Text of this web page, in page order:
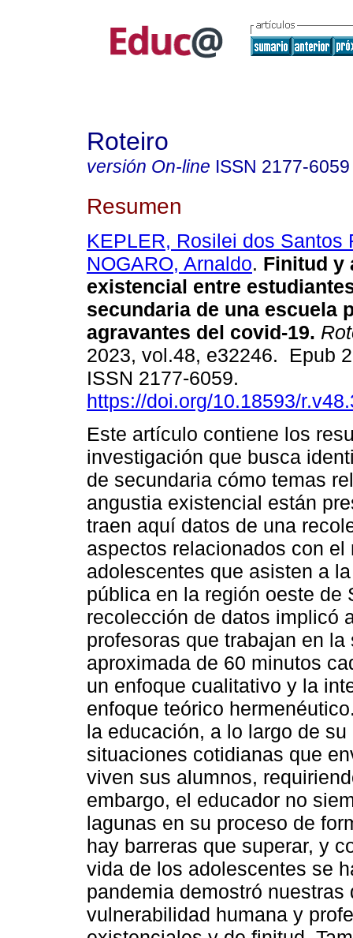
Roteiro
versión On-line ISSN 2177-6059
Resumen
KEPLER, Rosilei dos Santos
NOGARO, Arnaldo. Finitud y
existencial entre
secundaria de una escuela
agravantes del covid-19.
2023, vol.48, e32246. Epub
ISSN 2177-6059.
https://doi.org/10.18593/
Este artículo contiene los
investigación que busca
de secundaria cómo temas
angustia existencial están
traen aquí datos de una
aspectos relacionados con
adolescentes que asisten a
pública en la región oeste de
recolección de datos implicó
profesoras que trabajan en
aproximada de 60 minutos
un enfoque cualitativo y la
enfoque teórico
la educación, a lo largo de
situaciones cotidianas que
viven sus alumnos,
embargo, el educador no
lagunas en su proceso de
hay barreras que superar, y
vida de los adolescentes se
pandemia demostró
vulnerabilidad humana y